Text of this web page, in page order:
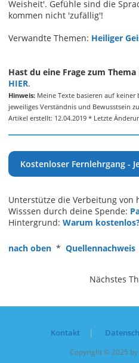
Weisheit'. Gefühle sind die
kommen nicht 'zufällig'!
Verwandte Themen: Heiliger
Hast du eine Frage zum
HIER.
Hinweis: Meine Texte basieren auf
jeweiliges Verständnis und Bewusstsein
Artikel erstellt: 12.04.2019 * Letzte
Kostenloser Fernlehrgang -
Unterstütze die Verbeitung
Wisssen durch deine Spende:
Hintergrund: Warum
nach oben * Quellennachweis
Nächstes
Kontakt
Copyright © 2025